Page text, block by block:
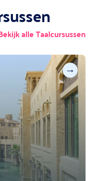
alle Taalcursussen
→